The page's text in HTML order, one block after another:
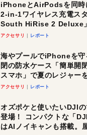
iPhoneとAirPodsを同時
2-in-1ワイヤレス充電ス
South HiRise 2 Deluxe
ースでおしゃれに充電し
アクセサリ レポート
海やプールでiPhoneを守
閉の防水ケース「簡単開
スマホ」で夏のレジャー
アクセサリ レポート
オズポケと使いたいDJI
登場！ コンパクトな「
はAIノイキャンも搭載。